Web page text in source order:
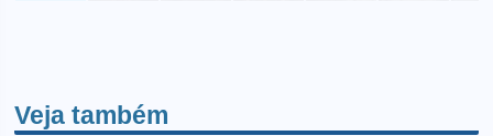
Veja também